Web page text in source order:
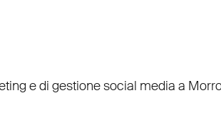
e di gestione social media a